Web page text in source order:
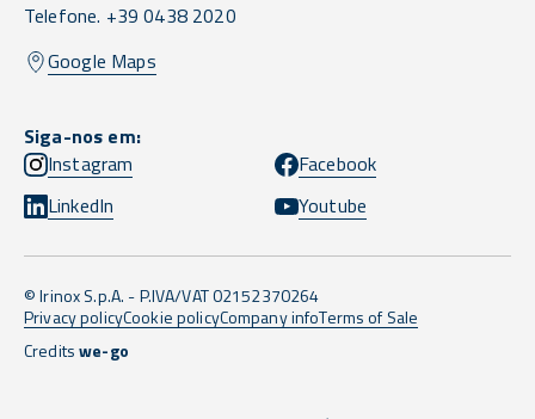
Telefone. +39 0438 2020
Google Maps
Siga-nos em:
Instagram
Facebook
LinkedIn
Youtube
© Irinox S.p.A. - P.IVA/VAT 02152370264
Privacy policyCookie policyCompany infoTerms of Sale
Creditswe-go